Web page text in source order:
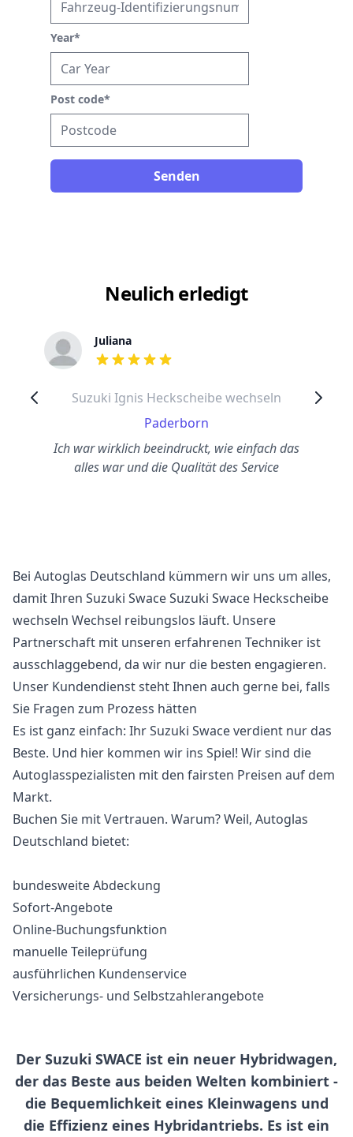
Year*
Post code*
Senden
Neulich erledigt
Juliana
out of 5 stars
Suzuki Ignis Heckscheibe wechseln
Paderborn
Ich war wirklich beeindruckt, wie einfach das
alles war und die Qualität des Service
Bei Autoglas Deutschland kümmern wir uns um alles,
damit Ihren Suzuki Swace Suzuki Swace Heckscheibe
wechseln Wechsel reibungslos läuft. Unsere
Partnerschaft mit unseren erfahrenen Techniker ist
ausschlaggebend, da wir nur die besten engagieren.
Unser Kundendienst steht Ihnen auch gerne bei, falls
Sie Fragen zum Prozess hätten
Es ist ganz einfach: Ihr Suzuki Swace verdient nur das
Beste. Und hier kommen wir ins Spiel! Wir sind die
Autoglasspezialisten mit den fairsten Preisen auf dem
Markt.
Buchen Sie mit Vertrauen. Warum? Weil, Autoglas
Deutschland bietet:
bundesweite Abdeckung
Sofort-Angebote
Online-Buchungsfunktion
manuelle Teileprüfung
ausführlichen Kundenservice
Versicherungs- und Selbstzahlerangebote
Der Suzuki SWACE ist ein neuer Hybridwagen,
der das Beste aus beiden Welten kombiniert -
die Bequemlichkeit eines Kleinwagens und
die Effizienz eines Hybridantriebs. Es ist ein